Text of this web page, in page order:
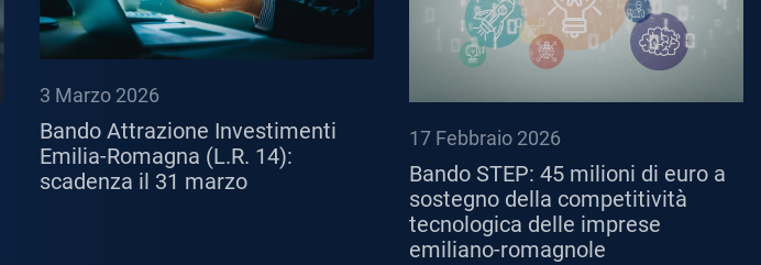
3 Marzo 2026
Bando Attrazione Investimenti
Emilia-Romagna (L.R. 14):
scadenza il 31 marzo
17 Febbraio 2026
Bando STEP: 45 milioni di euro a
sostegno della competitività
tecnologica delle imprese
emiliano-romagnole